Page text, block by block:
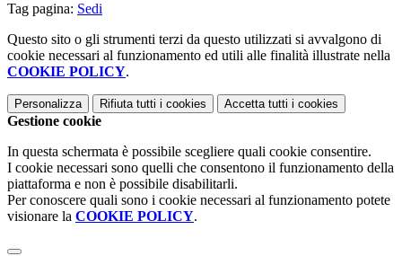
Tag pagina: Sedi
Questo sito o gli strumenti terzi da questo utilizzati si avvalgono di
cookie necessari al funzionamento ed utili alle finalità illustrate nella
COOKIE POLICY.
Personalizza Rifiuta tutti i cookies Accetta tutti i cookies
Gestione cookie
In questa schermata è possibile scegliere quali cookie consentire.
I cookie necessari sono quelli che consentono il funzionamento della
piattaforma e non è possibile disabilitarli.
Per conoscere quali sono i cookie necessari al funzionamento potete
visionare la COOKIE POLICY.